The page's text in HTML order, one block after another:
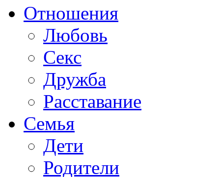
Отношения
Любовь
Секс
Дружба
Расставание
Семья
Дети
Родители